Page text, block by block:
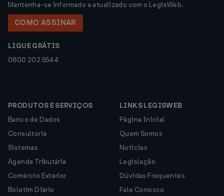
Mantenha-se informado e atualizado com o LegisWeb.
COMO ASSINAR
LIGUE GRÁTIS
0800 202 5544
PRODUTOS E SERVIÇOS
Banco de Dados
Consultoria
Sistemas
Agenda Tributária
Comércio Exterior
Boletim Diário
LINKS LEGISWEB
Página Inicial
Quem Somos
Notícias
Legislação
Dúvidas Frequentes
Fale Conosco